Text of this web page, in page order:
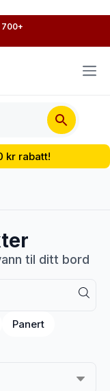
kr rabatt!
til ditt bord
Panert